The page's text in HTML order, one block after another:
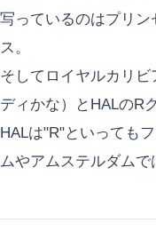
写っているのはプリン
ス。
そしてロイヤルカリ
ディかな）とHALのR
HALは"R"といっても
ムやアムステルダムで